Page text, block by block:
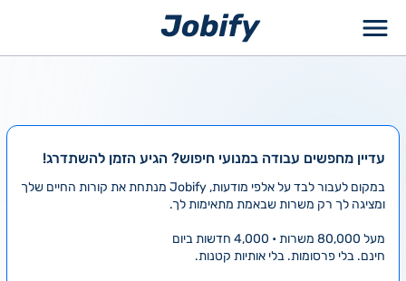
עדיין מחפשים עבודה במנועי חיפוש? הגיע הזמן להשתדרג!
במקום לעבור לבד על אלפי מודעות, Jobify מנתחת את קורות החיים שלך
ומציגה לך רק משרות שבאמת מתאימות לך.
מעל 80,000 משרות • 4,000 חדשות ביום
חינם. בלי פרסומות. בלי אותיות קטנות.